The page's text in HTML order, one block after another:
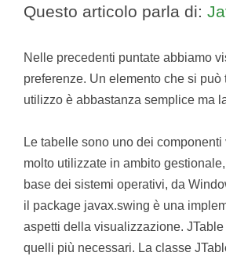
Questo articolo parla di:
Nelle precedenti puntate abbiamo
preferenze. Un elemento che si
utilizzo è abbastanza semplice ma
Le tabelle sono uno dei
molto utilizzate in ambito
base dei sistemi operativi, da
il package javax.swing è una
aspetti della visualizzazione.
quelli più necessari. La classe